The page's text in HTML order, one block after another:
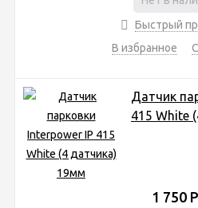
Быстрый
В избранное
Датчик
415 White
1 750 Р